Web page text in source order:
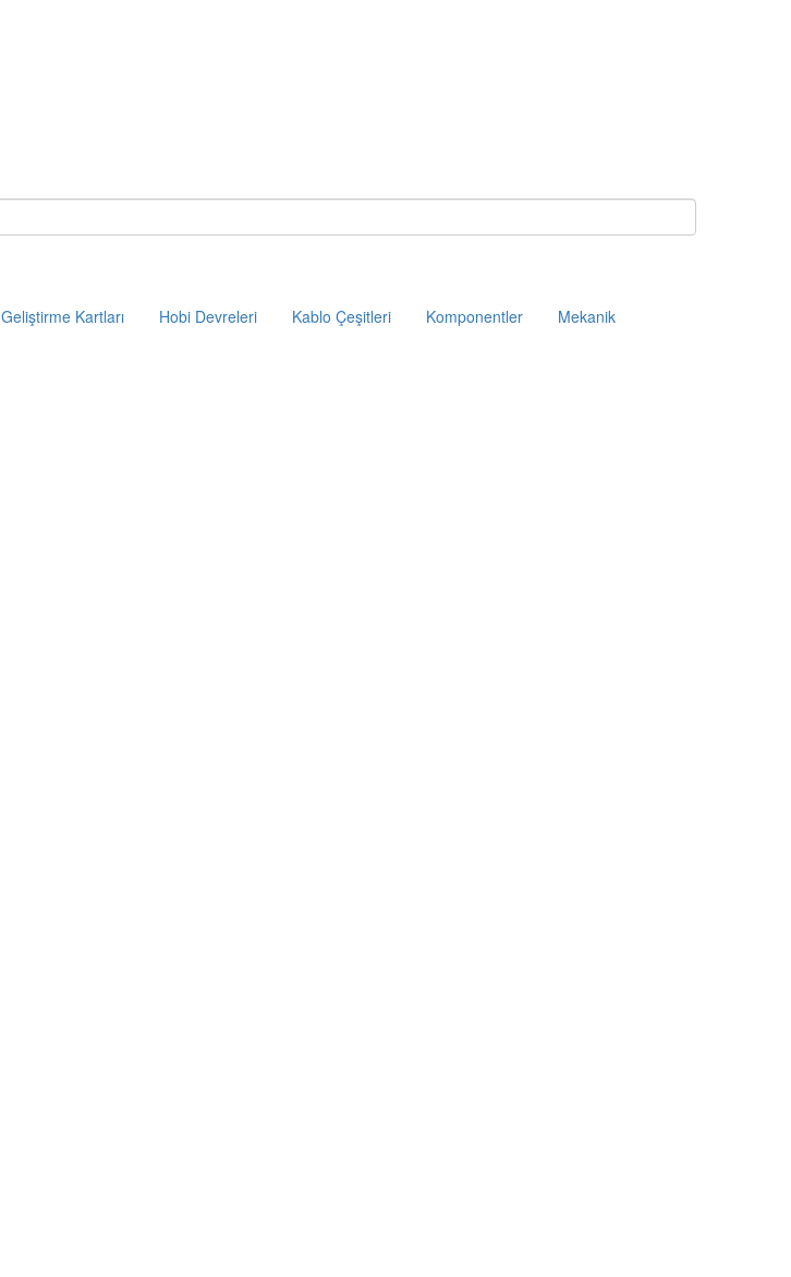
Geliştirme Kartları Hobi Devreleri Kablo Çeşitleri Komponentler
Mekanik